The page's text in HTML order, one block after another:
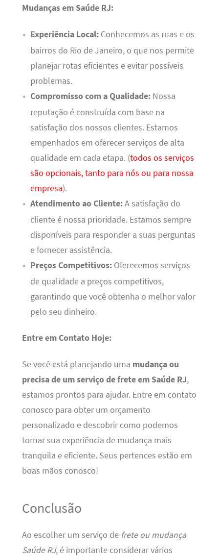
Mudanças em Saúde RJ:
Experiência Local:Conhecemos as ruas e os
bairros do Rio de Janeiro, o que nos permite
planejar rotas eficientes e evitar possíveis
problemas.
Compromisso com a Qualidade:Nossa
reputação é construída com base na
satisfação dos nossos clientes. Estamos
empenhados em oferecer serviços de alta
qualidade em cada etapa. (todos os serviços
são opcionais, tanto para nós ou para nossa
empresa).
Atendimento ao Cliente:A satisfação do
cliente é nossa prioridade. Estamos sempre
disponíveis para responder a suas perguntas
e fornecer assistência.
Preços Competitivos:Oferecemos serviços
de qualidade a preços competitivos,
garantindo que você obtenha o melhor valor
pelo seu dinheiro.
Entre em Contato Hoje:
Se você está planejando uma mudança ou
precisa de um serviço de frete em Saúde RJ,
estamos prontos para ajudar. Entre em contato
conosco para obter um orçamento
personalizado e descobrir como podemos
tornar sua experiência de mudança mais
tranquila e eficiente. Seus pertences estão em
boas mãos conosco!
Conclusão
Ao escolher um serviço de frete ou mudança
Saúde RJ, é importante considerar vários